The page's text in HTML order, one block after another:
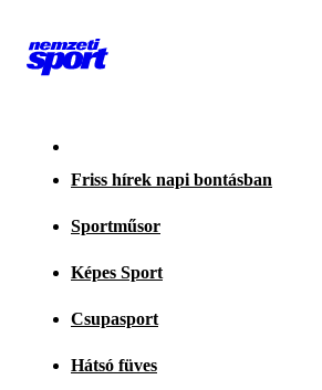
Friss hírek napi bontásban
Sportműsor
Képes Sport
Csupasport
Hátsó füves